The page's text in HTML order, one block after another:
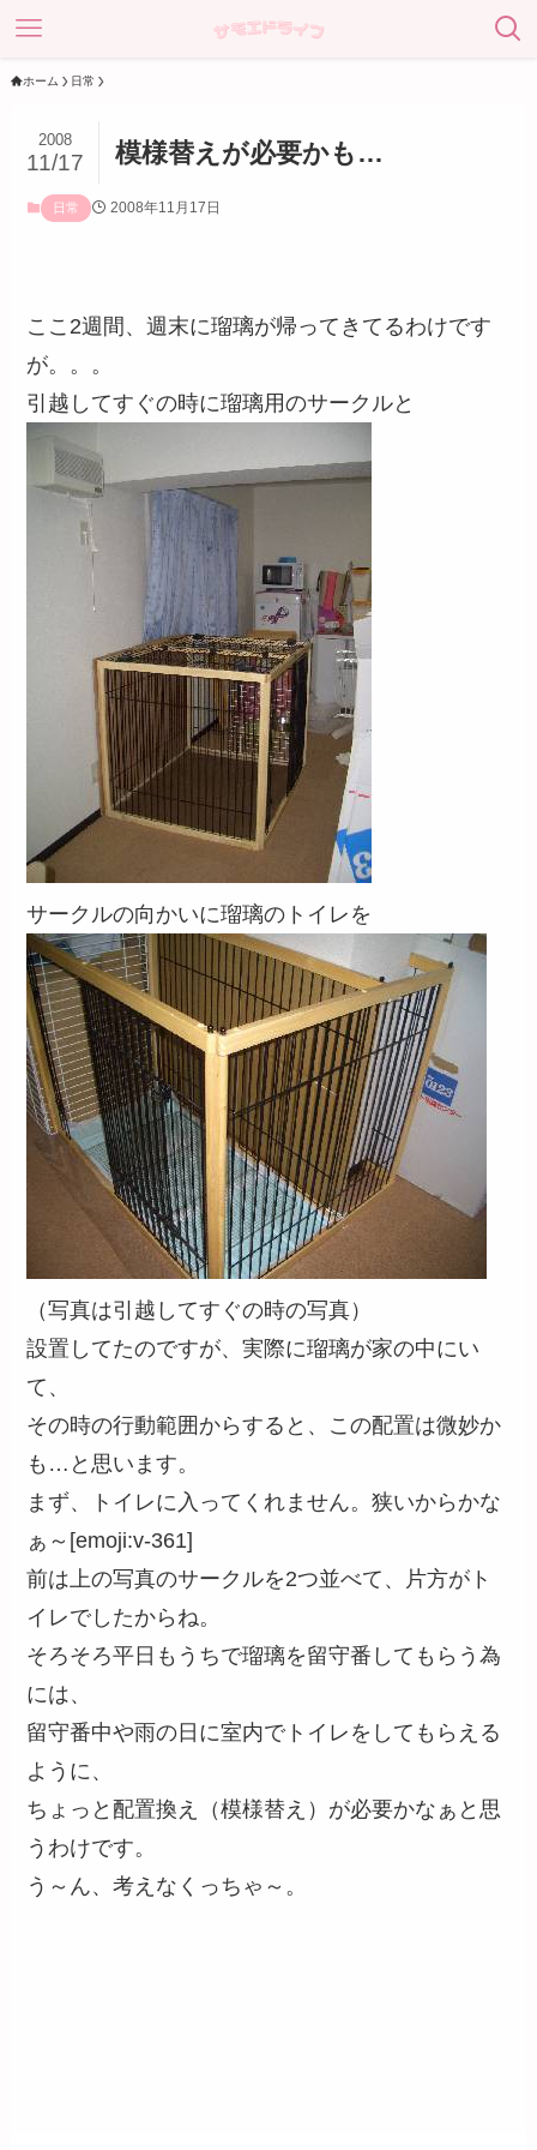
ホーム 日常
模様替えが必要かも…
2008
11/17
日常 2008年11月17日
ここ2週間、週末に瑠璃が帰ってきてるわけです
が。。。
引越してすぐの時に瑠璃用のサークルと
サークルの向かいに瑠璃のトイレを
（写真は引越してすぐの時の写真）
設置してたのですが、実際に瑠璃が家の中にい
て、
その時の行動範囲からすると、この配置は微妙か
も…と思います。
まず、トイレに入ってくれません。狭いからかな
ぁ～[emoji:v-361]
前は上の写真のサークルを2つ並べて、片方がト
イレでしたからね。
そろそろ平日もうちで瑠璃を留守番してもらう為
には、
留守番中や雨の日に室内でトイレをしてもらえる
ように、
ちょっと配置換え（模様替え）が必要かなぁと思
うわけです。
う～ん、考えなくっちゃ～。